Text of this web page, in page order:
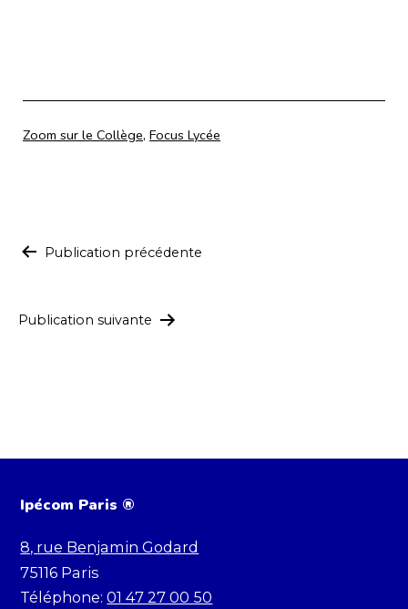
Catégorisé
Zoom sur le Collège, Focus Lycée
Navigation
l’article
Publication précédente
Publication suivante
Ipécom Paris ®
8, rue Benjamin Godard
75116 Paris
Téléphone:01 47 27 00 50